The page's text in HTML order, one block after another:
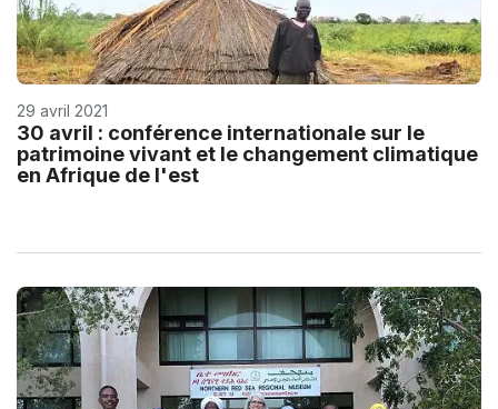
29 avril 2021
30 avril : conférence internationale sur le
patrimoine vivant et le changement climatique
en Afrique de l'est